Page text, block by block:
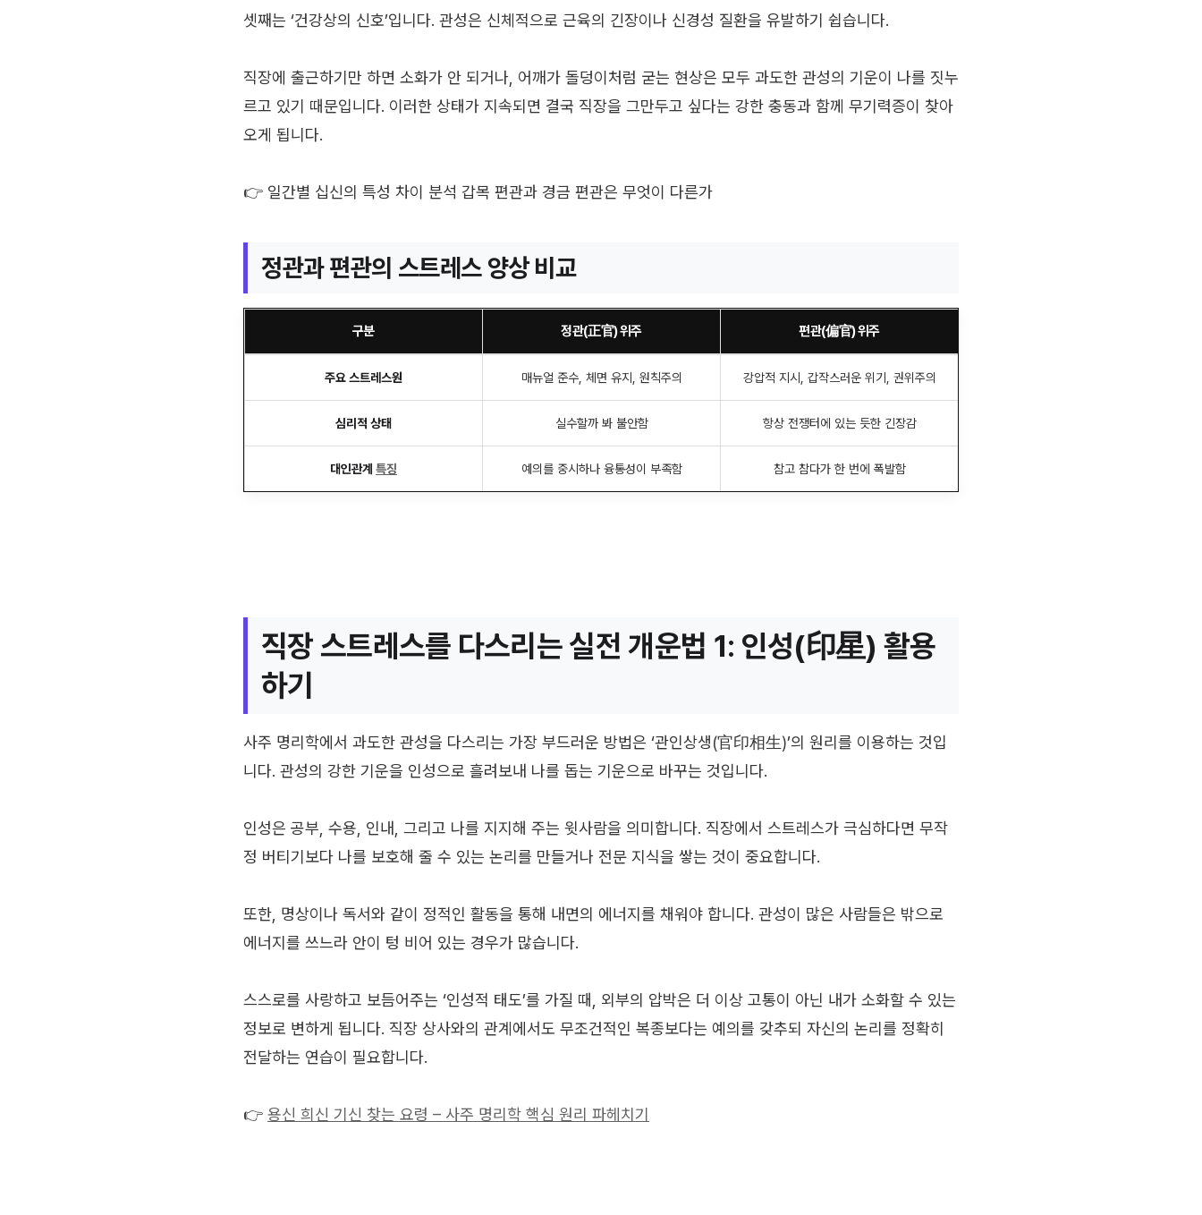
셋째는 ‘건강상의 신호’입니다. 관성은 신체적으로 근육의 긴장이나 신경성 질환을 유발하기 쉽습니다.
직장에 출근하기만 하면 소화가 안 되거나, 어깨가 돌덩이처럼 굳는 현상은 모두 과도한 관성의 기운이 나를 짓누
르고 있기 때문입니다. 이러한 상태가 지속되면 결국 직장을 그만두고 싶다는 강한 충동과 함께 무기력증이 찾아
오게 됩니다.
👉 일간별 십신의 특성 차이 분석 갑목 편관과 경금 편관은 무엇이 다른가
정관과 편관의 스트레스 양상 비교
구분 정관(正官) 위주 편관(偏官) 위주
주요 스트레스원 매뉴얼 준수, 체면 유지, 원칙주의 강압적 지시, 갑작스러운 위기, 권위주의
심리적 상태 실수할까 봐 불안함 항상 전쟁터에 있는 듯한 긴장감
대인관계 특징 예의를 중시하나 융통성이 부족함 참고 참다가 한 번에 폭발함
직장 스트레스를 다스리는 실전 개운법 1: 인성(印星) 활용
하기
사주 명리학에서 과도한 관성을 다스리는 가장 부드러운 방법은 ‘관인상생(官印相生)’의 원리를 이용하는 것입
니다. 관성의 강한 기운을 인성으로 흘려보내 나를 돕는 기운으로 바꾸는 것입니다.
인성은 공부, 수용, 인내, 그리고 나를 지지해 주는 윗사람을 의미합니다. 직장에서 스트레스가 극심하다면 무작
정 버티기보다 나를 보호해 줄 수 있는 논리를 만들거나 전문 지식을 쌓는 것이 중요합니다.
또한, 명상이나 독서와 같이 정적인 활동을 통해 내면의 에너지를 채워야 합니다. 관성이 많은 사람들은 밖으로
에너지를 쓰느라 안이 텅 비어 있는 경우가 많습니다.
스스로를 사랑하고 보듬어주는 ‘인성적 태도’를 가질 때, 외부의 압박은 더 이상 고통이 아닌 내가 소화할 수 있는
정보로 변하게 됩니다. 직장 상사와의 관계에서도 무조건적인 복종보다는 예의를 갖추되 자신의 논리를 정확히
전달하는 연습이 필요합니다.
👉 용신 희신 기신 찾는 요령 – 사주 명리학 핵심 원리 파헤치기